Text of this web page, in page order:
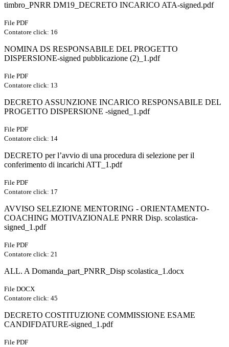
timbro_PNRR DM19_DECRETO INCARICO ATA-signed.pdf
File PDF
Contatore click: 16
NOMINA DS RESPONSABILE DEL PROGETTO
DISPERSIONE-signed pubblicazione (2)_1.pdf
File PDF
Contatore click: 13
DECRETO ASSUNZIONE INCARICO RESPONSABILE DEL
PROGETTO DISPERSIONE -signed_1.pdf
File PDF
Contatore click: 14
DECRETO per l’avvio di una procedura di selezione per il
conferimento di incarichi ATT_1.pdf
File PDF
Contatore click: 17
AVVISO SELEZIONE MENTORING - ORIENTAMENTO-
COACHING MOTIVAZIONALE PNRR Disp. scolastica-
signed_1.pdf
File PDF
Contatore click: 21
ALL. A Domanda_part_PNRR_Disp scolastica_1.docx
File DOCX
Contatore click: 45
DECRETO COSTITUZIONE COMMISSIONE ESAME
CANDIFDATURE-signed_1.pdf
File PDF